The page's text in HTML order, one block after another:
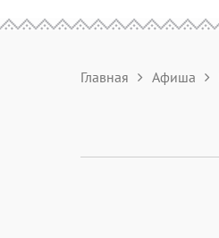
Главная Афиша